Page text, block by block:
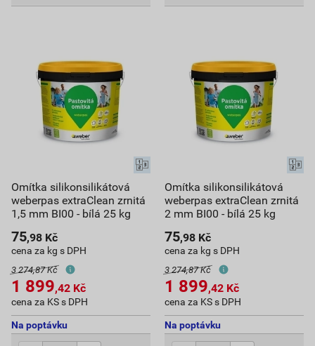
Omítka silikonsilikátová
weberpas extraClean zrnitá
1,5 mm BI00 - bílá 25 kg
75,98 Kč
cena za kg s DPH
3 274,87 Kč
1 899,42 Kč
cena za KS s DPH
Na poptávku
Omítka silikonsilikátová
weberpas extraClean zrnitá
2 mm BI00 - bílá 25 kg
75,98 Kč
cena za kg s DPH
3 274,87 Kč
1 899,42 Kč
cena za KS s DPH
Na poptávku